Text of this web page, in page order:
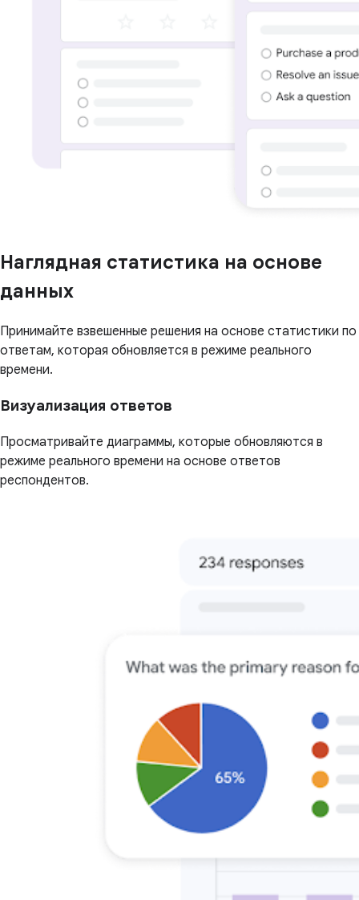
Наглядная статистика на основе
данных
Принимайте взвешенные решения на основе статистики по
ответам, которая обновляется в режиме реального
времени.
Визуализация ответов
Просматривайте диаграммы, которые обновляются в
режиме реального времени на основе ответов
респондентов.